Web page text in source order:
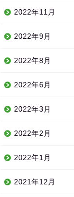
2022年11月
2022年9月
2022年8月
2022年6月
2022年3月
2022年2月
2022年1月
2021年12月